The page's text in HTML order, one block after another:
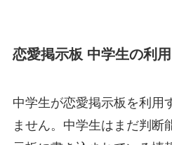
恋愛掲示板 中学生の利
中学生が恋愛掲示板を利用
ません。中学生はまだ判断